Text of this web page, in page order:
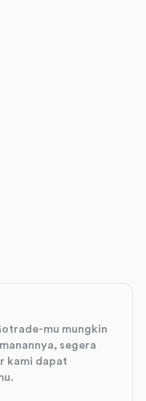
mu mungkin
segera
kami dapat